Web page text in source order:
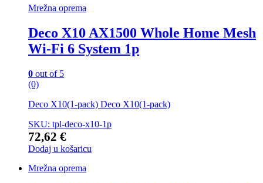
Mrežna oprema
Deco X10 AX1500 Whole Home Mesh
Wi-Fi 6 System 1p
0 out of 5
(0)
Deco X10(1-pack) Deco X10(1-pack)
SKU: tpl-deco-x10-1p
72,62 €
Dodaj u košaricu
Mrežna oprema